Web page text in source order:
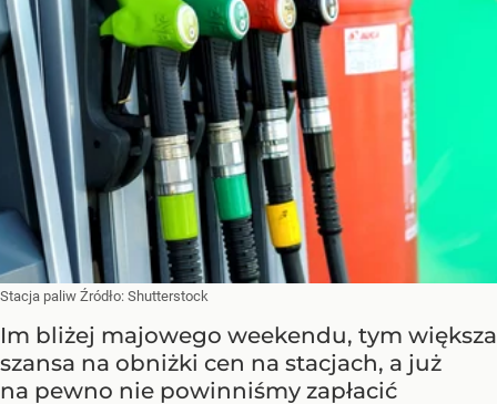
Stacja paliw Źródło: Shutterstock
Im bliżej majowego weekendu, tym większa
szansa na obniżki cen na stacjach, a już
na pewno nie powinniśmy zapłacić